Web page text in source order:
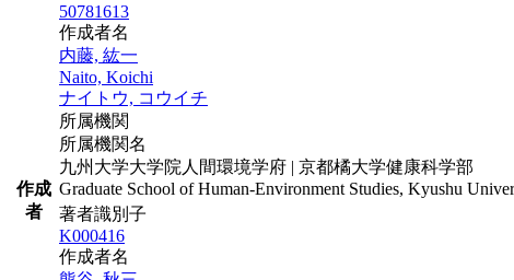
作成
者
50781613
作成者名
内藤, 紘一
Naito, Koichi
ナイトウ, コウイチ
所属機関
所属機関名
九州大学大学院人間環境学府 | 京都橘大学健康科学部
Graduate School of Human-Environment Studies, Kyushu
著者識別子
K000416
作成者名